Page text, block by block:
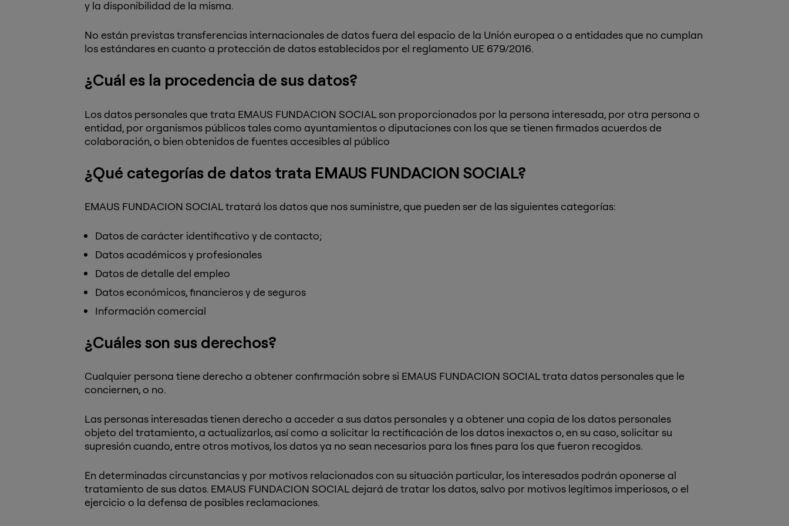
y la disponibilidad de la misma.
No están previstas transferencias internacionales de datos fuera del espacio de la Unión europea o a entidades que no cumplan
los estándares en cuanto a protección de datos establecidos por el reglamento UE 679/2016.
¿Cuál es la procedencia de sus datos?
Los datos personales que trata EMAUS FUNDACION SOCIAL son proporcionados por la persona interesada, por otra persona o
entidad, por organismos públicos tales como ayuntamientos o diputaciones con los que se tienen firmados acuerdos de
colaboración, o bien obtenidos de fuentes accesibles al público
¿Qué categorías de datos trata EMAUS FUNDACION SOCIAL?
EMAUS FUNDACION SOCIAL tratará los datos que nos suministre, que pueden ser de las siguientes categorías:
Datos de carácter identificativo y de contacto;
Datos académicos y profesionales
Datos de detalle del empleo
Datos económicos, financieros y de seguros
Información comercial
¿Cuáles son sus derechos?
Cualquier persona tiene derecho a obtener confirmación sobre si EMAUS FUNDACION SOCIAL trata datos personales que le
conciernen, o no.
Las personas interesadas tienen derecho a acceder a sus datos personales y a obtener una copia de los datos personales
objeto del tratamiento, a actualizarlos, así como a solicitar la rectificación de los datos inexactos o, en su caso, solicitar su
supresión cuando, entre otros motivos, los datos ya no sean necesarios para los fines para los que fueron recogidos.
En determinadas circunstancias y por motivos relacionados con su situación particular, los interesados podrán oponerse al
tratamiento de sus datos. EMAUS FUNDACION SOCIAL dejará de tratar los datos, salvo por motivos legítimos imperiosos, o el
ejercicio o la defensa de posibles reclamaciones.